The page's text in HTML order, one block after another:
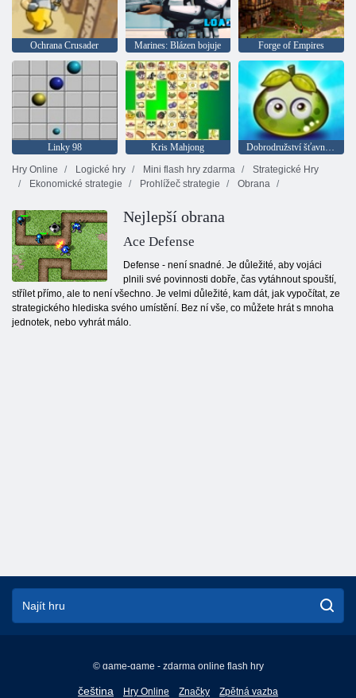
Ochrana Crusader Marines: Blázen bojuje Forge of Empires
Linky 98 Kris Mahjong
Hry Online
Logické hry Mini flash hry zdarma
Strategické Hry
Ekonomické strategie
Prohlížeč strategie Obrana
Nejlepší obrana
Ace Defense
Defense - není snadné. Je důležité, aby vojáci
plnili své povinnosti dobře, čas vytáhnout spouští,
střílet přímo, ale to není všechno. Je velmi důležité, kam dát, jak vypočítat, ze
strategického hlediska svého umístění. Bez ní vše, co můžete hrát s mnoha
jednotek, nebo vyhrát málo.
© game-game - zdarma online flash hry
čeština
English
Hry Online Značky Zpětná vazba